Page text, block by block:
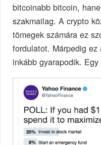
bitcoinabb bitcoin,
szakmailag. A crypto
tömegek számára ez
fordulatot. Márpedig
inkább gyarapodik.